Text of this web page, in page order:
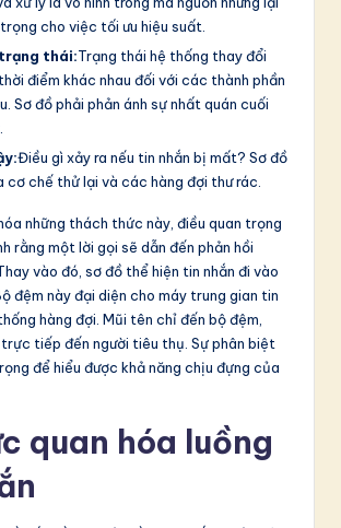
cho việc tối ưu hiệu suất.
thái:Trạng thái hệ thống thay đổi
điểm khác nhau đối với các thành phần
Sơ đồ phải phản ánh sự nhất quán cuối
Điều gì xảy ra nếu tin nhắn bị mất? Sơ đồ
cơ chế thử lại và các hàng đợi thư rác.
những thách thức này, điều quan trọng
rằng một lời gọi sẽ dẫn đến phản hồi
vào đó, sơ đồ thể hiện tin nhắn đi vào
đệm này đại diện cho máy trung gian tin
hàng đợi. Mũi tên chỉ đến bộ đệm,
tiếp đến người tiêu thụ. Sự phân biệt
để hiểu được khả năng chịu đựng của
quan hóa luồng